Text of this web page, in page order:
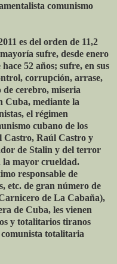
comunismo
es del orden de 11,2
sufre, desde enero
52 años; sufre, en sus
corrupción, arrase,
cerebro, miseria
Cuba, mediante la
el régimen
cubano de los
Castro, Raúl Castro y
de Stalin y del terror
la mayor crueldad.
responsable de
etc. de gran número de
de La Cabaña),
de Cuba, les vienen
y totalitarios tiranos
totalitaria